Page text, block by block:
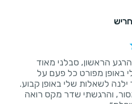
הראשון, סבלני מאוד
באופן מפורט כל פעם על
והרגשתי שדר מקס רואה